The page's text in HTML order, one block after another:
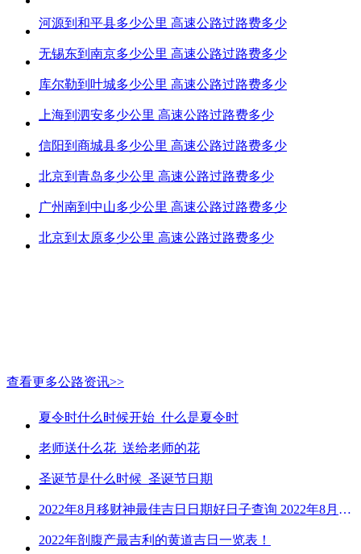
河源到和平县多少公里 高速公路过路费多少
无锡东到南京多少公里 高速公路过路费多少
库尔勒到叶城多少公里 高速公路过路费多少
上海到泗安多少公里 高速公路过路费多少
信阳到商城县多少公里 高速公路过路费多少
北京到青岛多少公里 高速公路过路费多少
广州南到中山多少公里 高速公路过路费多少
北京到太原多少公里 高速公路过路费多少
查看更多公路资讯>>
夏令时什么时候开始_什么是夏令时
老师送什么花_送给老师的花
圣诞节是什么时候_圣诞节日期
2022年8月移财神最佳吉日日期好日子查询 2022年8月移财神吉日一览
2022年剖腹产最吉利的黄道吉日一览表！